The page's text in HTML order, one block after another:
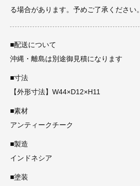
る場合があります。予めご了承ください。
■配送について
沖縄・離島は別途御見積になります
■寸法
【外形寸法】W44×D12×H11
■素材
アンティークチーク
■製造
インドネシア
■塗装